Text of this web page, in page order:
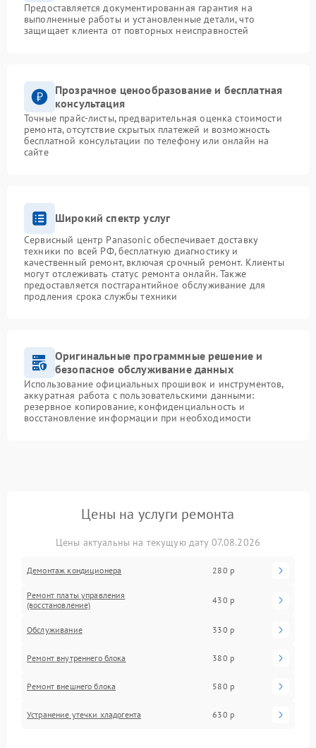
Предоставляется документированная гарантия на
выполненные работы и установленные детали, что
защищает клиента от повторных неисправностей
Прозрачное ценообразование и бесплатная
консультация
Точные прайс-листы, предварительная оценка стоимости
ремонта, отсутствие скрытых платежей и возможность
бесплатной консультации по телефону или онлайн на
сайте
Широкий спектр услуг
Сервисный центр Panasonic обеспечивает доставку
техники по всей РФ, бесплатную диагностику и
качественный ремонт, включая срочный ремонт. Клиенты
могут отслеживать статус ремонта онлайн. Также
предоставляется постгарантийное обслуживание для
продления срока службы техники
Оригинальные программные решение и
безопасное обслуживание данных
Использование официальных прошивок и инструментов,
аккуратная работа с пользовательскими данными:
резервное копирование, конфиденциальность и
восстановление информации при необходимости
Цены на услуги ремонта
Цены актуальны на текущую дату 07.08.2026
Демонтаж кондиционера 280 р
Ремонт платы управления
(восстановление)
430 р
Обслуживание 330 р
Ремонт внутреннего блока 380 р
Ремонт внешнего блока 580 р
Устранение утечки хладогента 630 р